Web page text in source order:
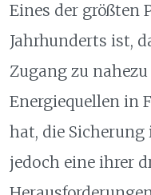
Eines der größten
Jahrhunderts ist,
Zugang zu
Energiequellen in
hat, die Sicherung
jedoch eine ihrer